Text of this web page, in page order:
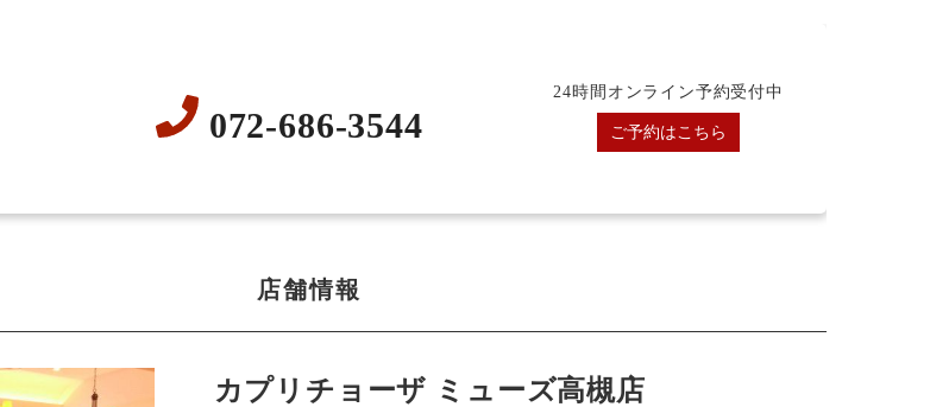
072-686-3544
24時間オンライン予約受付中
ご予約はこちら
店舗情報
カプリチョーザ ミューズ高槻店